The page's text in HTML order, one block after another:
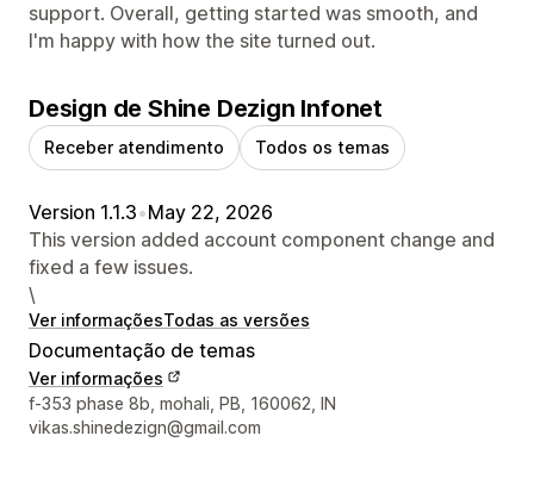
support. Overall, getting started was smooth, and
I'm happy with how the site turned out.
Design de Shine Dezign Infonet
Receber atendimento Todos os temas
Version 1.1.3•May 22, 2026
This version added account component change and
fixed a few issues.
\
Ver informaçõesTodas as versões
Documentação de temas
Ver informações
Informações de contato do designer
f-353 phase 8b, mohali, PB, 160062, IN
vikas.shinedezign@gmail.com